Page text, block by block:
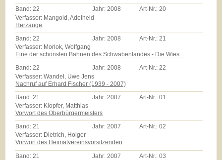
Band:22 Jahr:2008 Art-Nr.:20
Verfasser: Mangold, Adelheid
Herzauge
Band:22 Jahr:2008 Art-Nr.:21
Verfasser: Morlok, Wolfgang
Eine der schönsten Bahnen des Schwabenlandes - Die Wies...
Band:22 Jahr:2008 Art-Nr.:22
Verfasser: Wandel, Uwe Jens
Nachruf auf Erhard Fischer (1939 - 2007)
Band: 21 Jahr: 2007 Art-Nr.:01
Verfasser: Klopfer, Matthias
Vorwort des Oberbürgermeisters
Band:21 Jahr:2007 Art-Nr.:02
Verfasser: Dietrich, Holger
Vorwort des Heimatvereinsvorsitzenden
Band: 21 Jahr: 2007 Art-Nr.:03